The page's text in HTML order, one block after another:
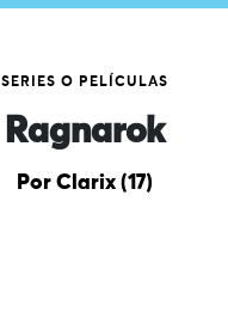
SERIES O PELÍCULAS
Ragnarok
Por Clarix (17)